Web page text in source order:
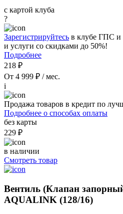
с картой клуба
?
Зарегистрируйтесь в клубе ГПС и
и услуги со скидками до 50%!
Подробнее
218 ₽
От 4 999 ₽ / мес.
i
Продажа товаров в кредит по
Подробнее о способах оплаты
без карты
229 ₽
в наличии
Смотреть товар
Вентиль (Клапан
AQUALINK (128/16)